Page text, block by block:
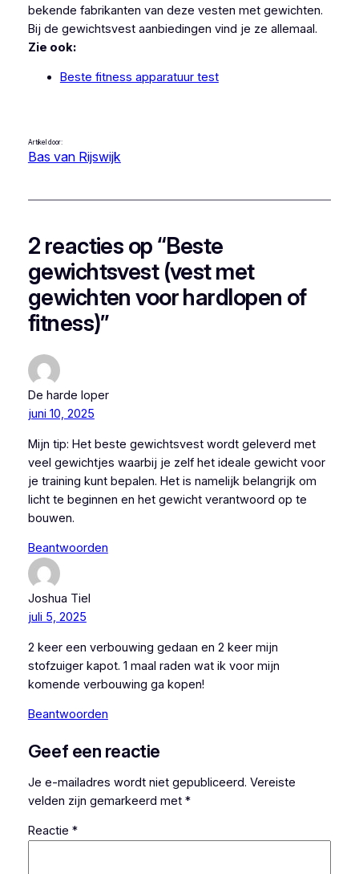
bekende fabrikanten van deze vesten met gewichten.
Bij de gewichtsvest aanbiedingen vind je ze allemaal.
Zie ook:
Beste fitness apparatuur test
Artikel door:
Bas van Rijswijk
2 reacties op “Beste
gewichtsvest (vest met
gewichten voor hardlopen of
fitness)”
De harde loper
juni 10, 2025
Mijn tip: Het beste gewichtsvest wordt geleverd met
veel gewichtjes waarbij je zelf het ideale gewicht voor
je training kunt bepalen. Het is namelijk belangrijk om
licht te beginnen en het gewicht verantwoord op te
bouwen.
Beantwoorden
Joshua Tiel
juli 5, 2025
2 keer een verbouwing gedaan en 2 keer mijn
stofzuiger kapot. 1 maal raden wat ik voor mijn
komende verbouwing ga kopen!
Beantwoorden
Geef een reactie
Je e-mailadres wordt niet gepubliceerd. Vereiste
velden zijn gemarkeerd met *
Reactie *